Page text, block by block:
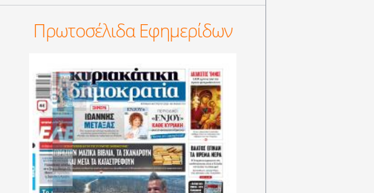
Πρωτοσέλιδα Εφημερίδων